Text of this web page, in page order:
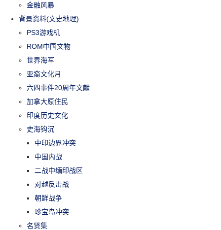
金融风暴
背景资料(文史地理)
PS3游戏机
ROM中国文物
世界海军
亚裔文化月
六四事件20周年文献
加拿大原住民
印度历史文化
史海钩沉
中印边界冲突
中国内战
二战中缅印战区
对越反击战
朝鲜战争
珍宝岛冲突
名贤集